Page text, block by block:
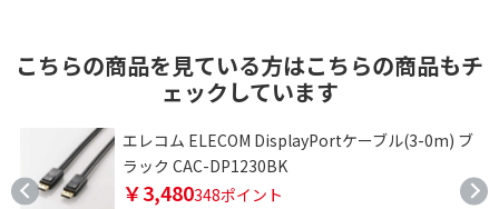
こちらの商品を見ている方はこちらの商品もチ
ェックしています
エレコム ELECOM DisplayPortケーブル(3-0m) ブ
ラック CAC-DP1230BK
￥3,480348ポイント